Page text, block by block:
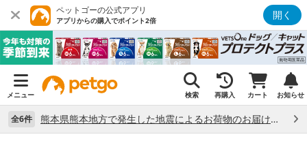
ペットゴーの公式アプリ
アプリからの購入でポイント2倍 開く
メニュー 検索 再購入 カート お知らせ
全6件 熊本県熊本地方で発生した地震によるお荷物のお届け状況について （7/28）